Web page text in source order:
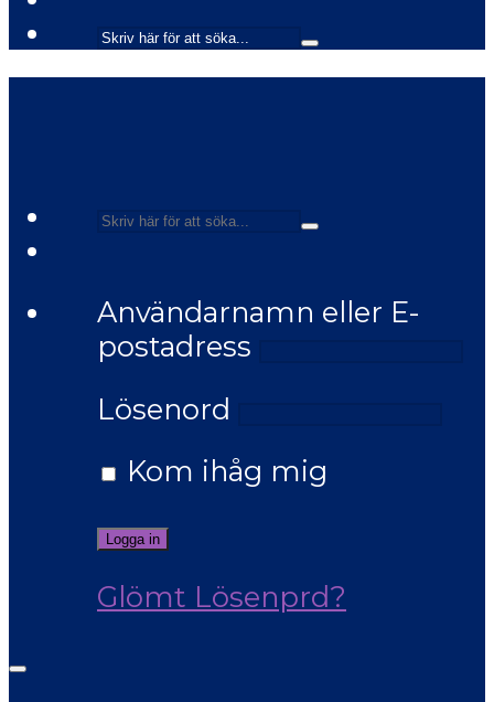
Användarnamn eller E-
postadress
Lösenord
Kom ihåg mig
Glömt Lösenprd?